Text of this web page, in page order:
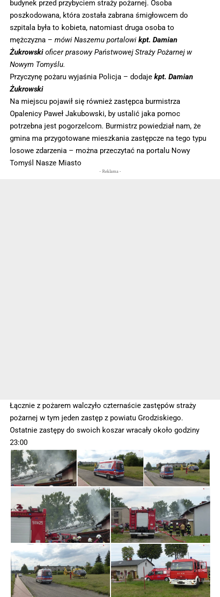
budynek przed przybyciem straży pożarnej. Osoba
poszkodowana, która została zabrana śmigłowcem do
szpitala była to kobieta, natomiast druga osoba to
mężczyzna – mówi Naszemu portalowi kpt. Damian
Żukrowski oficer prasowy Państwowej Straży Pożarnej w
Nowym Tomyślu.
Przyczynę pożaru wyjaśnia Policja – dodaje kpt. Damian
Żukrowski
Na miejscu pojawił się również zastępca burmistrza
Opalenicy Paweł Jakubowski, by ustalić jaka pomoc
potrzebna jest pogorzelcom. Burmistrz powiedział nam, że
gmina ma przygotowane mieszkania zastępcze na tego typu
losowe zdarzenia – można przeczytać na portalu Nowy
Tomyśl Nasze Miasto
- Reklama -
Łącznie z pożarem walczyło czternaście zastępów straży
pożarnej w tym jeden zastęp z powiatu Grodziskiego.
Ostatnie zastępy do swoich koszar wracały około godziny
23:00